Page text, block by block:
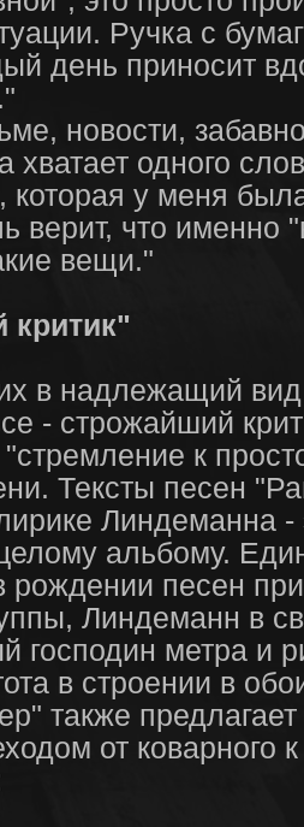
Ручка с
день приносит
новости,
хватает одного
которая у меня
верит, что именно
вещи."
критик"
в надлежащий
- строжайший
к
Тексты песен
Линдеманна -
альбому.
рождении песен
Линдеманн в
господин метра и
в строении в
также
от коварного